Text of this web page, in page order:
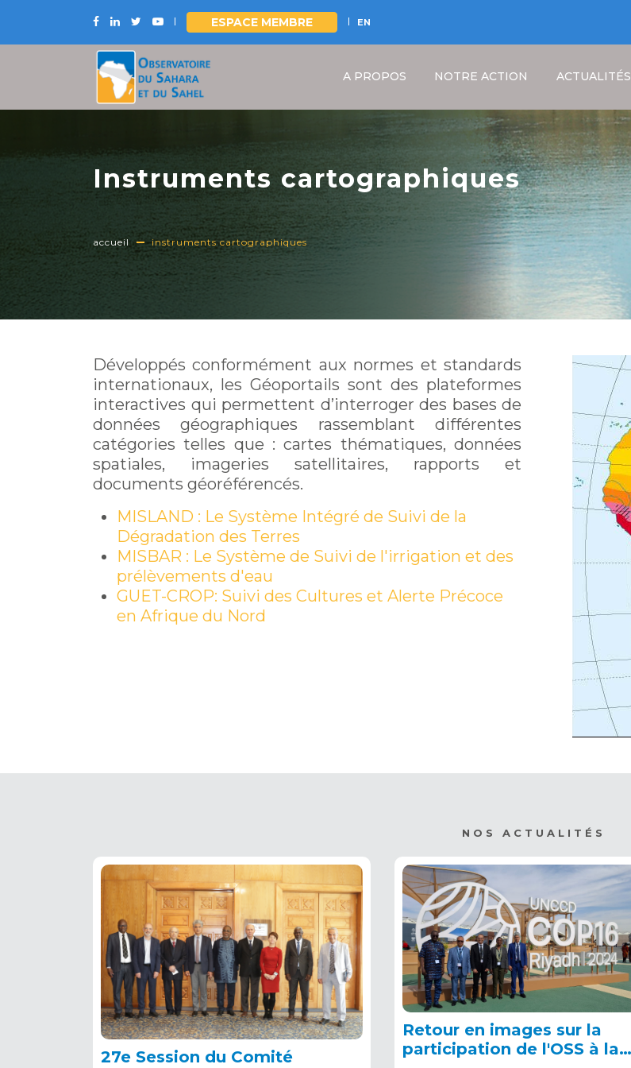
principal
ESPACE MEMBRE EN
A PROPOS NOTRE ACTION ACTUALITÉS
Instruments cartographiques
Fil
d'Ariane
accueil instruments cartographiques
Développés conformément aux normes et standards
internationaux, les Géoportails sont des plateformes
interactives qui permettent d’interroger des bases de
données géographiques rassemblant différentes
catégories telles que : cartes thématiques, données
spatiales, imageries satellitaires, rapports et
documents géoréférencés.
MISLAND : Le Système Intégré de Suivi de la
Dégradation des Terres
MISBAR : Le Système de Suivi de l'irrigation et des
prélèvements d'eau
GUET-CROP: Suivi des Cultures et Alerte Précoce
en Afrique du Nord
NOS ACTUALITÉS
27e Session du Comité
Retour en images sur la
participation de l'OSS à la